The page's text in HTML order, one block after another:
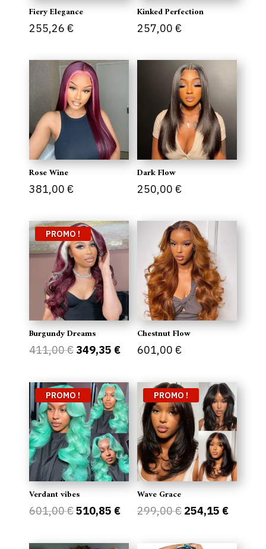
Fiery Elegance
255,26 €
Kinked Perfection
257,00 €
Rose Wine
381,00 €
Dark Flow
250,00 €
PROMO !
Burgundy Dreams
411,00€Le
initial
était :
411,00 €.
349,35 €Le
actuel
est :
349,35 €.
Chestnut Flow
601,00 €
PROMO !
Verdant vibes
601,00€Le
initial
510,85 €Le
actuel
PROMO !
Wave Grace
299,00€ Le
initial
254,15 €Le